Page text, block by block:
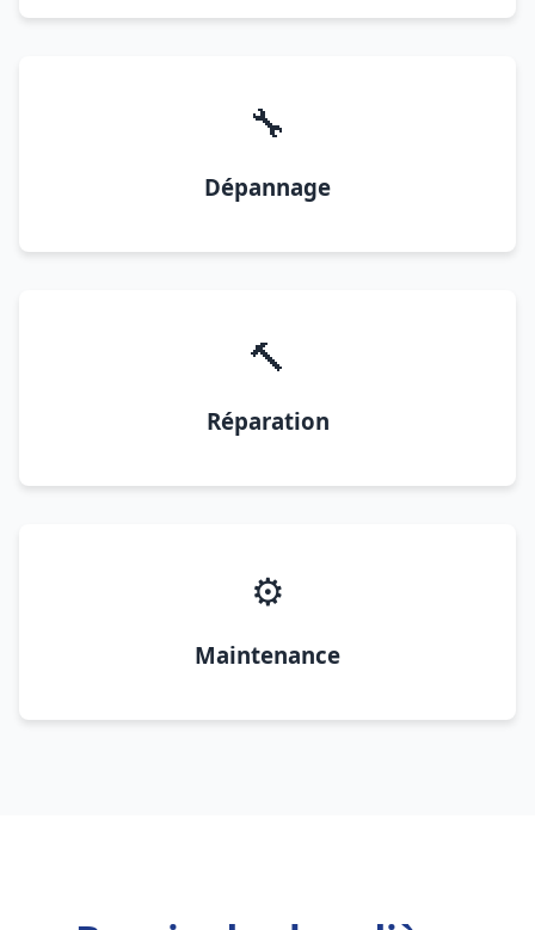
🔧
Dépannage
🔨
Réparation
⚙️
Maintenance